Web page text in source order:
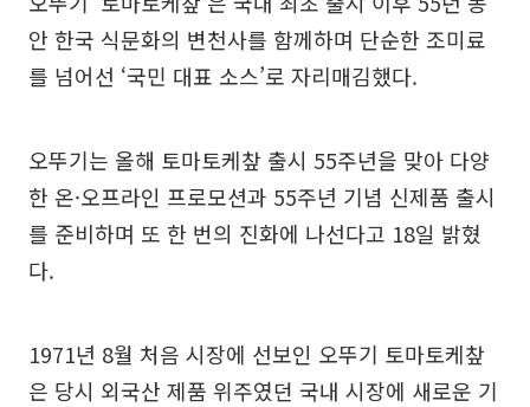
안 한국 식문화의 변천사를 함께하며 단순한 조미료
를 넘어선 ‘국민 대표 소스’로 자리매김했다.
오뚜기는 올해 토마토케챂 출시 55주년을 맞아 다양
한 온·오프라인 프로모션과 55주년 기념 신제품 출시
를 준비하며 또 한 번의 진화에 나선다고 18일 밝혔
다.
1971년 8월 처음 시장에 선보인 오뚜기 토마토케챂
은 당시 외국산 제품 위주였던 국내 시장에 새로운 기